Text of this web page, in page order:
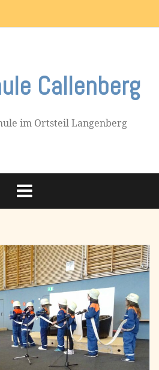
Callenberg
im Ortsteil Langenberg